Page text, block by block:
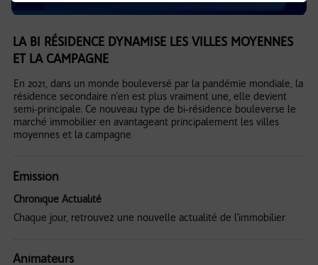
LA BI RÉSIDENCE DYNAMISE LES VILLES MOYENNES
ET LA CAMPAGNE
En 2021, dans un monde bouleversé par la pandémie mondiale, la
résidence secondaire n'en est plus vraiment une, elle devient
semi-principale. Ce nouveau type de bi-résidence bouleverse le
marché immobilier en avantageant principalement les villes
moyennes et la campagne
Emission
Chronique Actualité
Chaque jour, retrouvez une nouvelle actualité de l'immobilier
Animateurs